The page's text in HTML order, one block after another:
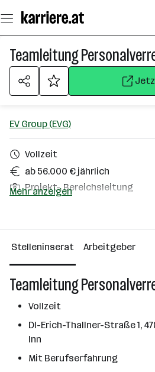
Seiteninhalt
springen
EV Group (EVG)
Vollzeit
ab 56.000 € jährlich
Projekt-, Bereichsleitung
Über das Unternehmen
501 - 2500 Mitarbeiter*innen
St. Florian am Inn
Mehr anzeigen
Stelleninserat Arbeitgeber
Teamleitung
Vollzeit
DI-Erich-Thallner-Straße 1,
Inn
Mit Berufserfahrung